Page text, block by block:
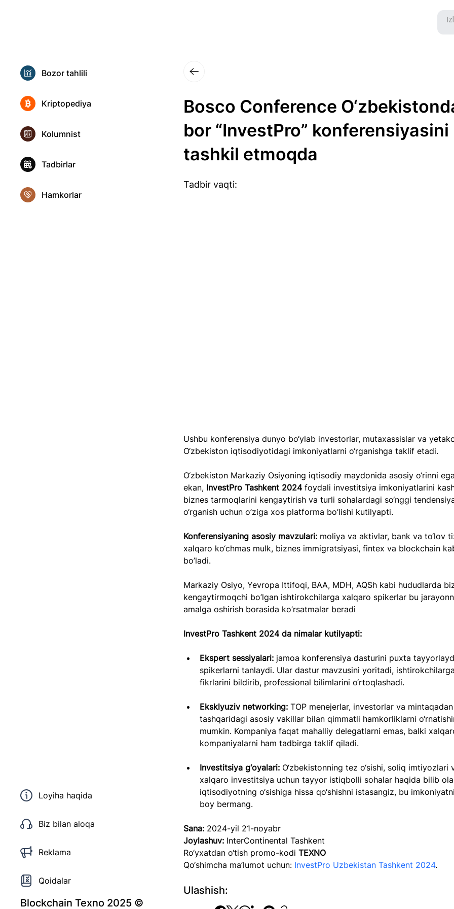
Bosco Conference
bor “InvestPro” konferensiyasini
tashkil etmoqda
Tadbir vaqti:
Ushbu konferensiya dunyo bo‘ylab investorlar, mutaxassislar va
O‘zbekiston iqtisodiyotidagi imkoniyatlarni o‘rganishga taklif etadi.
O‘zbekiston Markaziy Osiyoning iqtisodiy maydonida asosiy o‘rinni
ekan, InvestPro Tashkent 2024 foydali investitsiya imkoniyatlarini
biznes tarmoqlarini kengaytirish va turli sohalardagi so‘nggi
o‘rganish uchun o’ziga xos platforma bo’lishi kutilyapti.
Konferensiyaning asosiy mavzulari: moliya va aktivlar, bank va to‘lov
xalqaro ko‘chmas mulk, biznes immigratsiyasi, fintex va blockchain
bo’ladi.
Markaziy Osiyo, Yevropa Ittifoqi, BAA, MDH, AQSh kabi hududlarda
kengaytirmoqchi bo’lgan ishtirokchilarga xalqaro spikerlar bu
amalga oshirish borasida ko’rsatmalar beradi
InvestPro Tashkent 2024 da nimalar kutilyapti:
Ekspert sessiyalari: jamoa konferensiya dasturini puxta
spikerlarni tanlaydi. Ular dastur mavzusini yoritadi, ishtirokchilarga
fikrlarini bildirib, professional bilimlarini o‘rtoqlashadi.
Eksklyuziv networking: TOP menejerlar, investorlar va mintaqadan
tashqaridagi asosiy vakillar bilan qimmatli hamkorliklarni
mumkin. Kompaniya faqat mahalliy delegatlarni emas, balki
kompaniyalarni ham tadbirga taklif qiladi.
Investitsiya g‘oyalari: O‘zbekistonning tez o‘sishi, soliq imtiyozlari
xalqaro investitsiya uchun tayyor istiqbolli sohalar haqida bilib
iqtisodiyotning o‘sishiga hissa qo‘shishni istasangiz, bu
boy bermang.
Sana: 2024-yil 21-noyabr
Joylashuv: InterContinental Tashkent
Ro‘yxatdan o‘tish promo-kodi TEXNO
Qo‘shimcha ma’lumot uchun: InvestPro Uzbekistan Tashkent 2024.
Ulashish:
Kriptopediya
Hamkorlar
Kolumnist
Tadbirlar
Bozor tahlili
Loyiha haqida
Biz bilan aloqa
Reklama
Qoidalar
Blockchain Texno 2025 ©